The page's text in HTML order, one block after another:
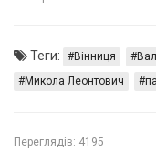
Теги: Вінниця
Микола Леонтович
Переглядів: 4195